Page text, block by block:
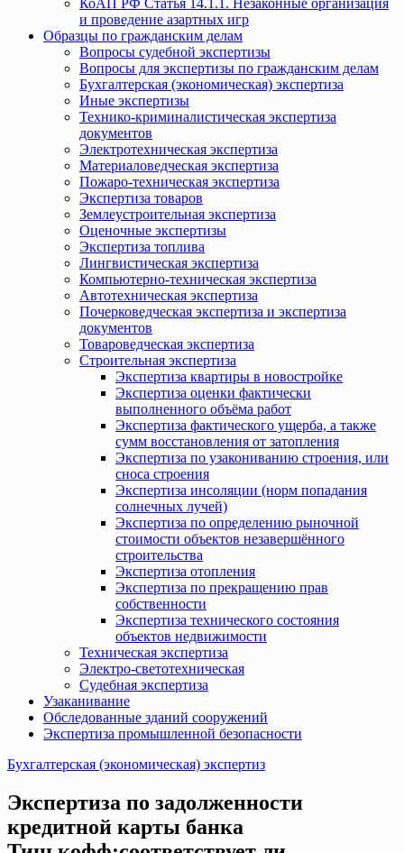
КоАП РФ Статья 14.1.1. Незаконные организация
и проведение азартных игр
Образцы по гражданским делам
Вопросы судебной экспертизы
Вопросы для экспертизы по гражданским делам
Бухгалтерская (экономическая) экспертиза
Иные экспертизы
Технико-криминалистическая экспертиза
документов
Электротехническая экспертиза
Материаловедческая экспертиза
Пожаро-техническая экспертиза
Экспертиза товаров
Землеустроительная экспертиза
Оценочные экспертизы
Экспертиза топлива
Лингвистическая экспертиза
Компьютерно-техническая экспертиза
Автотехническая экспертиза
Почерковедческая экспертиза и экспертиза
документов
Товароведческая экспертиза
Строительная экспертиза
Экспертиза квартиры в новостройке
Экспертиза оценки фактически
выполненного объёма работ
Экспертиза фактического ущерба, а также
сумм восстановления от затопления
Экспертиза по узакониванию строения, или
сноса строения
Экспертиза инсоляции (норм попадания
солнечных лучей)
Экспертиза по определению рыночной
стоимости объектов незавершённого
строительства
Экспертиза отопления
Экспертиза по прекращению прав
собственности
Экспертиза технического состояния
объектов недвижимости
Техническая экспертиза
Электро-светотехническая
Судебная экспертиза
Узаканивание
Обследованные зданий сооружений
Экспертиза промышленной безопасности
Бухгалтерская (экономическая) экспертиз
Экспертиза по задолженности
кредитной карты банка